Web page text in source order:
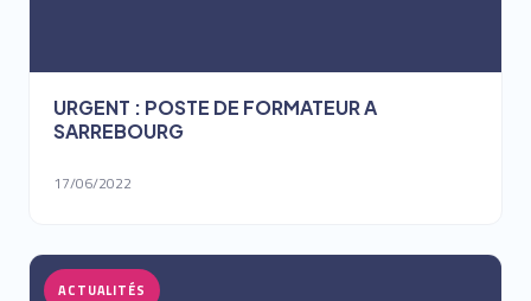
URGENT : POSTE DE FORMATEUR A
SARREBOURG
17/06/2022
ACTUALITÉS